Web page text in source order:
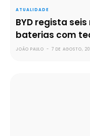
ATUALIDADE
BYD regista
baterias com
JOÃO PAULO - 7 DE AGOSTO,